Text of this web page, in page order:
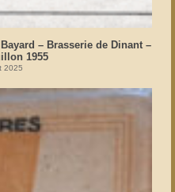
– Brasserie de Dinant –
1955
2025